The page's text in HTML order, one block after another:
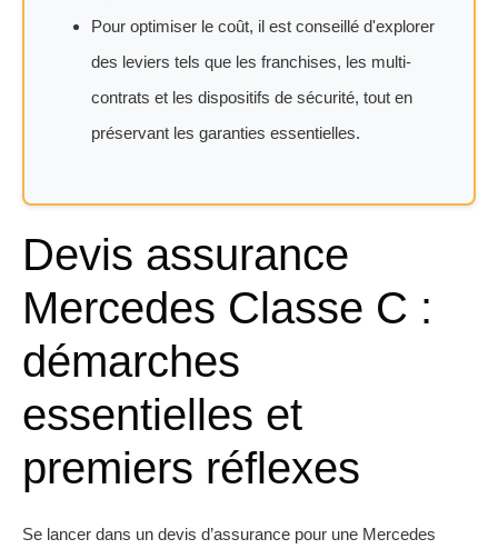
Pour optimiser le coût, il est conseillé d'explorer
des leviers tels que les franchises, les multi-
contrats et les dispositifs de sécurité, tout en
préservant les garanties essentielles.
Devis assurance
Mercedes Classe C :
démarches
essentielles et
premiers réflexes
Se lancer dans un devis d’assurance pour une Mercedes